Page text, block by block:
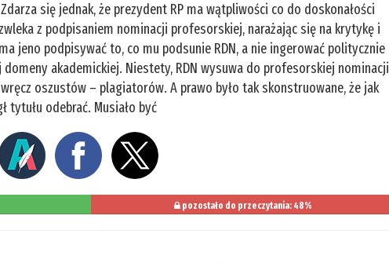
się jednak, że prezydent RP ma wątpliwości co do doskonałości
z podpisaniem nominacji profesorskiej, narażając się na krytykę i
jeno podpisywać to, co mu podsunie RDN, a nie ingerować politycznie
akademickiej. Niestety, RDN wysuwa do profesorskiej nominacji
oszustów – plagiatorów. A prawo było tak skonstruowane, że jak
tytułu odebrać. Musiało być
pozostało do przeczytania: 48%